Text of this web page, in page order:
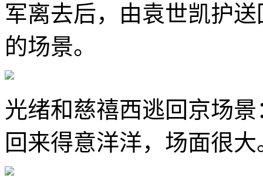
军离去后，由袁世凯护
的场景。
光绪和慈禧西逃回京场
回来得意洋洋，场面很大